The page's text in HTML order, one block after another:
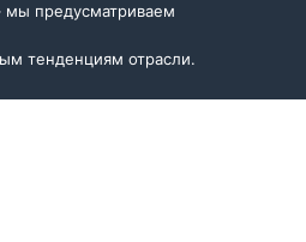
предусматриваем
тенденциям отрасли.